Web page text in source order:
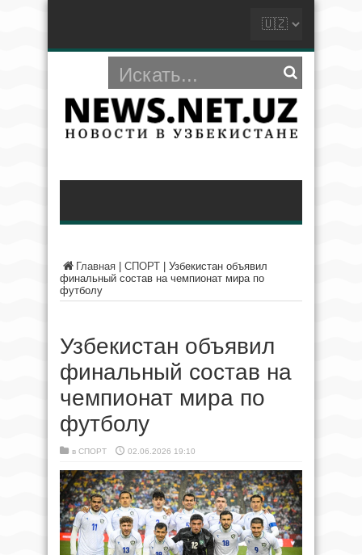
Главная СПОРТ
Узбекистан объявил
финальный состав на чемпионат мира по
футболу
Узбекистан объявил
финальный состав на
чемпионат мира по
футболу
в СПОРТ 02.06.2026 19:10